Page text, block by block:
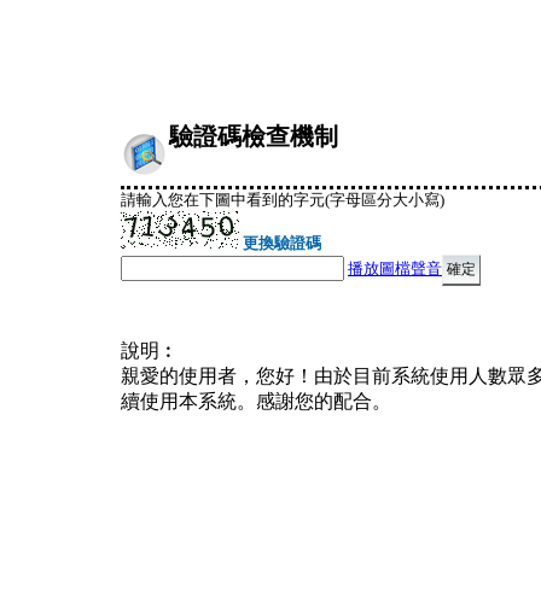
驗證碼檢查機制
請輸入您在下圖中看到的字元(字母區分大小寫)
更換驗證碼
播放圖檔聲音
說明︰
親愛的使用者，您好！由於目前系統使用人數眾
續使用本系統。感謝您的配合。